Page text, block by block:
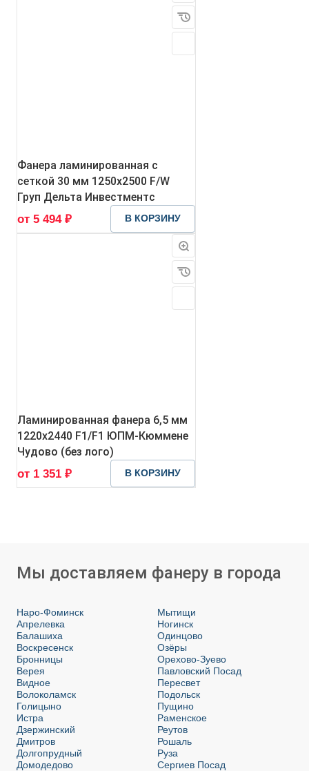
Фанера ламинированная с
сеткой 30 мм 1250х2500 F/W
Груп Дельта Инвестментс
от 5 494 ₽
В КОРЗИНУ
Ламинированная фанера 6,5 мм
1220х2440 F1/F1 ЮПМ-Кюммене
Чудово (без лого)
от 1 351 ₽
В КОРЗИНУ
Мы доставляем фанеру в города
Наро-Фоминск
Апрелевка
Балашиха
Воскресенск
Бронницы
Верея
Видное
Волоколамск
Голицыно
Истра
Дзержинский
Дмитров
Долгопрудный
Домодедово
Мытищи
Ногинск
Одинцово
Озёры
Орехово-Зуево
Павловский Посад
Пересвет
Подольск
Пущино
Раменское
Реутов
Рошаль
Руза
Сергиев Посад